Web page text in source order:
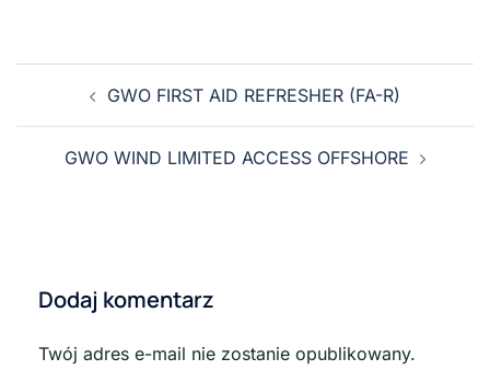
GWO FIRST AID REFRESHER (FA-R)
GWO WIND LIMITED ACCESS OFFSHORE
Dodaj komentarz
Twój adres e-mail nie zostanie opublikowany.